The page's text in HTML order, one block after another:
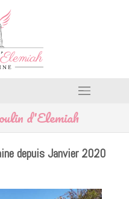
d'Elemiah
depuis Janvier 2020